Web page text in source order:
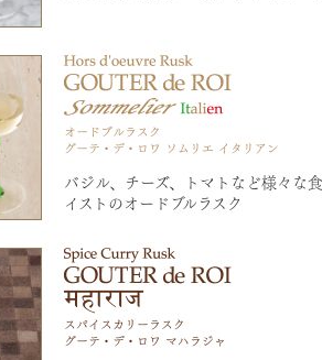
バジル、チーズ、トマトなど様々な
イストのオードブルラスク